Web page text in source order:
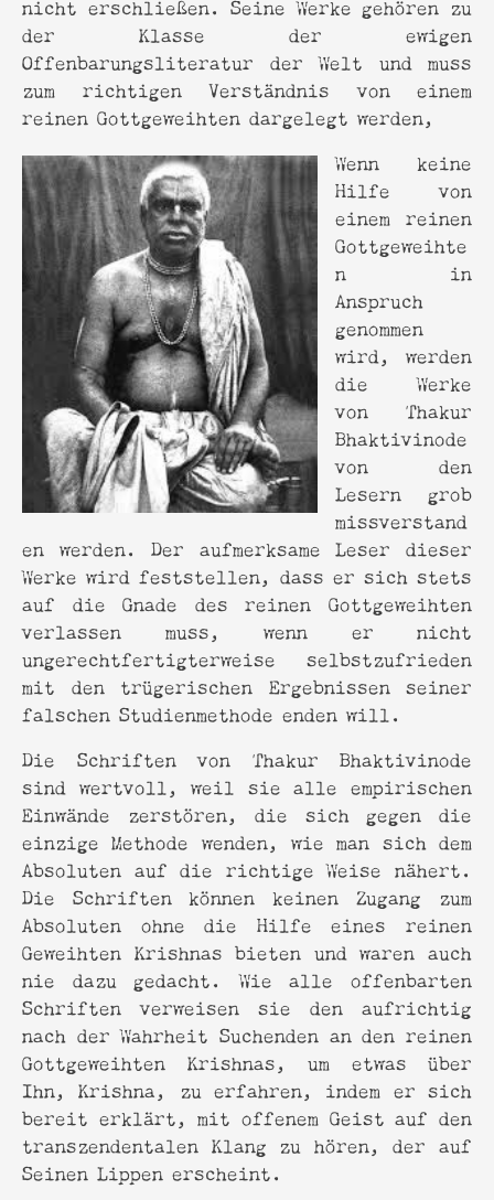
der Klasse der ewigen
Offenbarungsliteratur der Welt und muss
zum richtigen Verständnis von einem
reinen Gottgeweihten dargelegt werden,
Wenn keine
Hilfe von
einem reinen
Gottgeweihte
n in
Anspruch
genommen
wird, werden
die Werke
von Thakur
Bhaktivinode
von den
Lesern grob
missverstand
en werden. Der aufmerksame Leser dieser
Werke wird feststellen, dass er sich stets
auf die Gnade des reinen Gottgeweihten
verlassen muss, wenn er nicht
ungerechtfertigterweise selbstzufrieden
mit den trügerischen Ergebnissen seiner
falschen Studienmethode enden will.
Die Schriften von Thakur Bhaktivinode
sind wertvoll, weil sie alle empirischen
Einwände zerstören, die sich gegen die
einzige Methode wenden, wie man sich dem
Absoluten auf die richtige Weise nähert.
Die Schriften können keinen Zugang zum
Absoluten ohne die Hilfe eines reinen
Geweihten Krishnas bieten und waren auch
nie dazu gedacht. Wie alle offenbarten
Schriften verweisen sie den aufrichtig
nach der Wahrheit Suchenden an den reinen
Gottgeweihten Krishnas, um etwas über
Ihn, Krishna, zu erfahren, indem er sich
bereit erklärt, mit offenem Geist auf den
transzendentalen Klang zu hören, der auf
Seinen Lippen erscheint.